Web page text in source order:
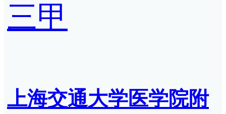
三甲
上海交通大学医学院附